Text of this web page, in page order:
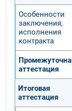
Особенности
заключения,
исполнения
контракта
аттестация
Итоговая
аттестация